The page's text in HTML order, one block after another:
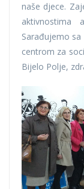
naše djece.
Sarađujemo
centrom za
Bijelo Polje,